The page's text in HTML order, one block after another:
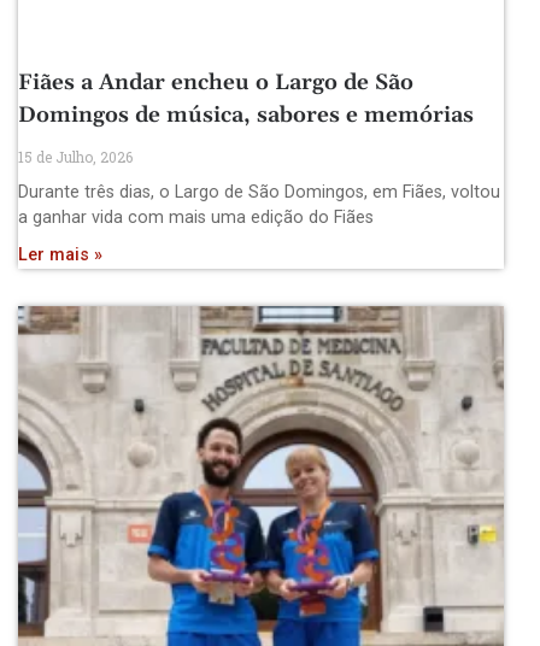
Fiães a Andar encheu o Largo de São
Domingos de música, sabores e memórias
15 de Julho, 2026
Durante três dias, o Largo de São Domingos, em Fiães, voltou
a ganhar vida com mais uma edição do Fiães
Ler mais »